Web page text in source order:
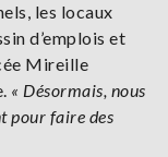
les locaux
d’emplois et
Mireille
« Désormais, nous
pour faire des